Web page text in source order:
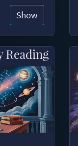
Show
Reading